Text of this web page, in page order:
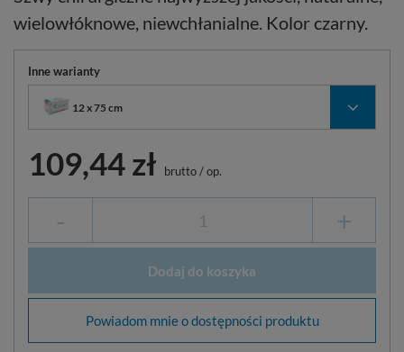
wielowłóknowe, niewchłanialne. Kolor czarny.
Inne warianty
12 x 75 cm
109,44 zł brutto/op.
- +
Dodaj do koszyka
Powiadom mnie o dostępności produktu